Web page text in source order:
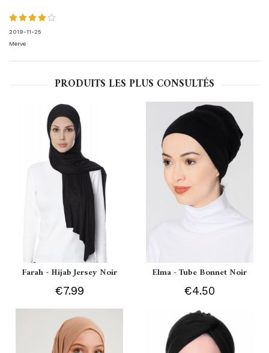
2019-11-25
Merve
PRODUITS LES PLUS CONSULTÉS
Farah - Hijab Jersey Noir
€7.99
Elma - Tube Bonnet Noir
€4.50